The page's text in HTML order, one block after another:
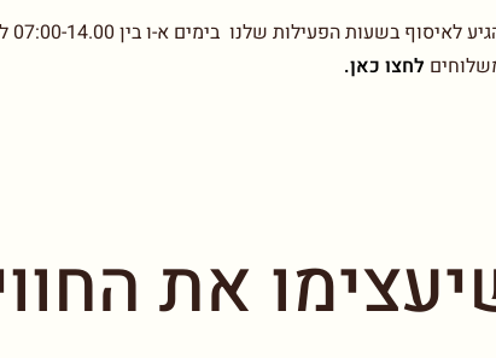
לאיסוף בשעות הפעילות שלנו בימים א-ו בין 07:00-14.00 ללא עלות.
לחצו כאן.
את